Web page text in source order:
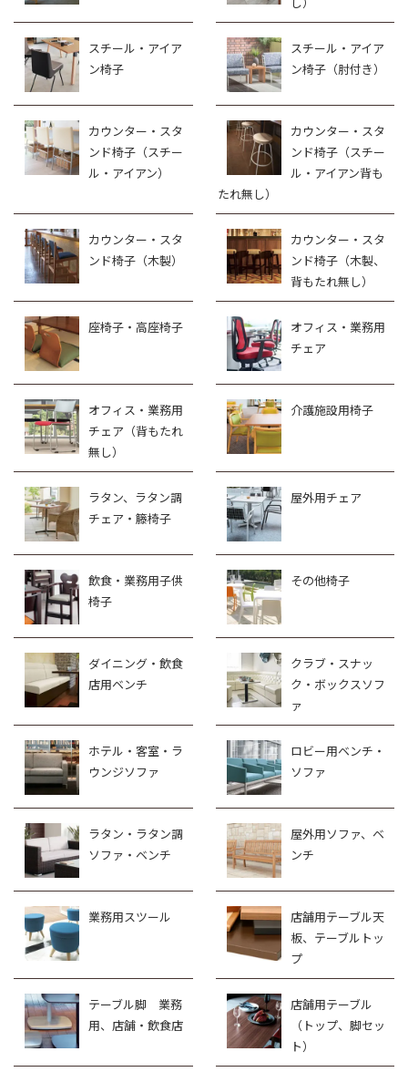
スチール・アイア
ン椅子
スチール・アイア
ン椅子（肘付き）
カウンター・スタ
ンド椅子（スチー
ル・アイアン）
カウンター・スタ
ンド椅子（スチー
ル・アイアン背も
たれ無し）
カウンター・スタ
ンド椅子（木製）
カウンター・スタ
ンド椅子（木製、
背もたれ無し）
座椅子・高座椅子
オフィス・業務用
チェア
オフィス・業務用
チェア（背もたれ
無し）
介護施設用椅子
ラタン、ラタン調
チェア・籐椅子
屋外用チェア
飲食・業務用子供
椅子
その他椅子
ダイニング・飲食
店用ベンチ
クラブ・スナッ
ク・ボックスソフ
ァ
ホテル・客室・ラ
ウンジソファ
ロビー用ベンチ・
ソファ
ラタン・ラタン調
ソファ・ベンチ
屋外用ソファ、ベ
ンチ
業務用スツール
店舗用テーブル天
板、テーブルトッ
プ
テーブル脚 業務
用、店舗・飲食店
店舗用テーブル
（トップ、脚セッ
ト）